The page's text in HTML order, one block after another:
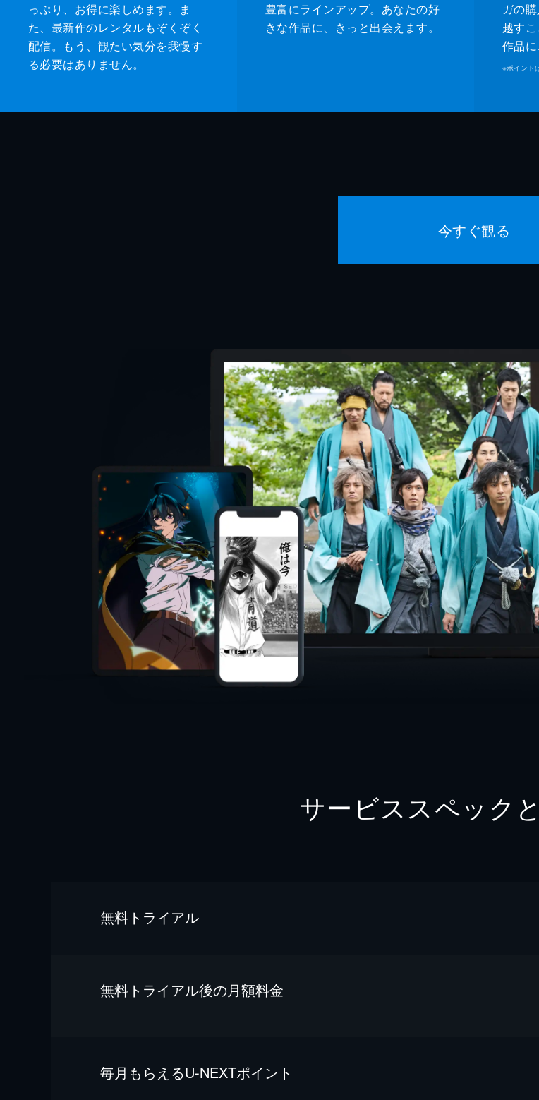
っぷり、お得に楽しめます。ま
た、最新作のレンタルもぞくぞく
配信。もう、観たい気分を我慢す
る必要はありません。
豊富にラインアップ。あなたの好
きな作品に、きっと出会えます。
ガの
越す
作品に
※ポイント
今すぐ観る
サービススペック
無料トライアル
無料トライアル後の⽉額料金
毎⽉もらえるU-NEXTポイント